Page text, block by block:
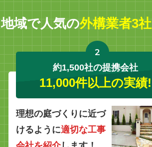
地域で人気の外構業者3社
2
約1,500社の提携会社
11,000件以上の実績!
理想の庭づくりに近づ
けるように適切な工事